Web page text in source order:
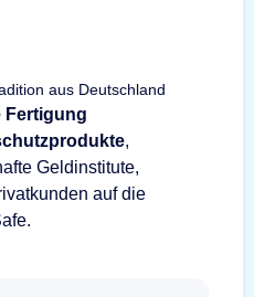
aus Deutschland
Fertigung
,
Geldinstitute,
auf die